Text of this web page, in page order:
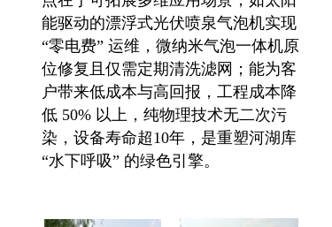
能驱动的漂浮式光伏喷泉气泡机实现
“零电费” 运维，微纳米气泡一体机原
位修复且仅需定期清洗滤网；能为客
户带来低成本与高回报，工程成本降
低 50% 以上，纯物理技术无二次污
染，设备寿命超10年，是重塑河湖库
“水下呼吸” 的绿色引擎。